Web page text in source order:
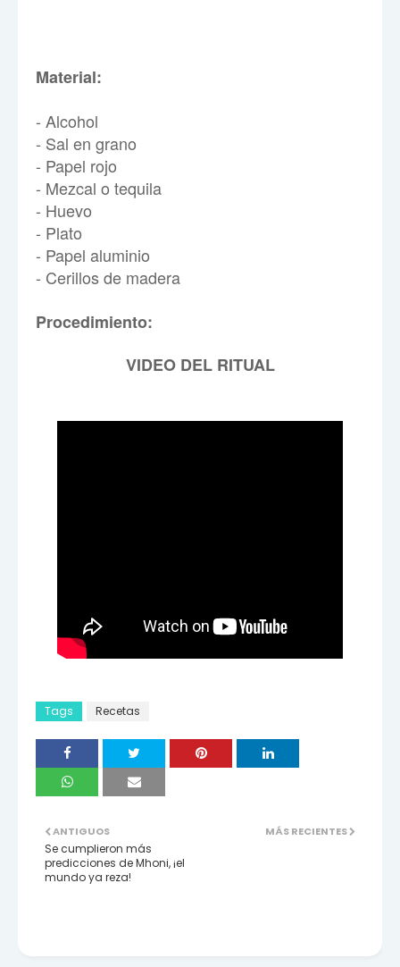
Material:
- Alcohol
- Sal en grano
- Papel rojo
- Mezcal o tequila
- Huevo
- Plato
- Papel aluminio
- Cerillos de madera
Procedimiento:
VIDEO DEL RITUAL
Tags Recetas
MÁS RECIENTES
ANTIGUOS
Se cumplieron más
predicciones de Mhoni, ¡el
mundo ya reza!